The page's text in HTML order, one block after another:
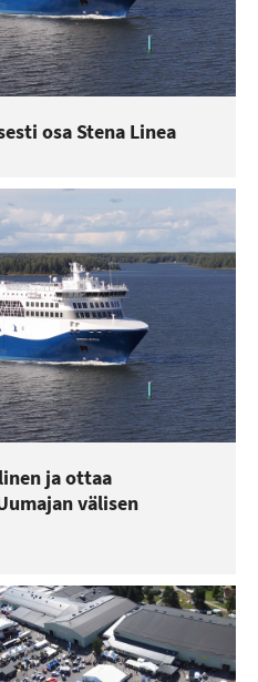
osa Stena Linea
ja ottaa
välisen